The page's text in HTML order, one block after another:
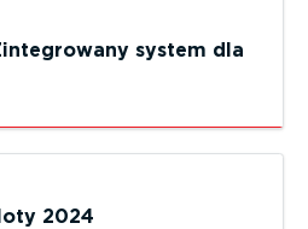
system dla
2024